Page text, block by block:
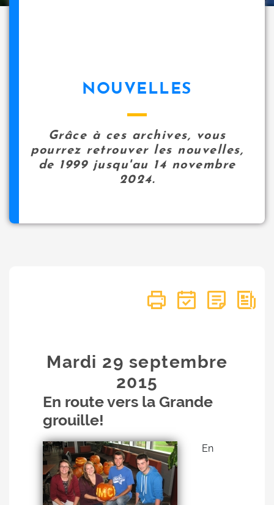
NOUVELLES
Grâce à ces archives, vous
pourrez retrouver les nouvelles,
de 1999 jusqu'au 14 novembre
2024.
Mardi 29 septembre
2015
En route vers la Grande
grouille!
En